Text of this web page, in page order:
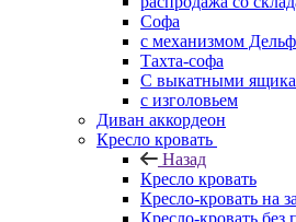
Софа
с механизмом
Тахта-софа
С выкатными
с изголовьем
Диван аккордеон
Кресло кровать
Назад
Кресло кровать
Кресло-кровать на
Кресло-кровать без